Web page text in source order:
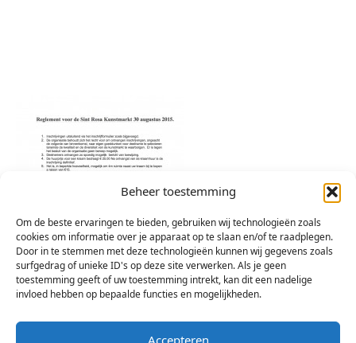
Beheer toestemming
Om de beste ervaringen te bieden, gebruiken wij technologieën zoals
cookies om informatie over je apparaat op te slaan en/of te raadplegen.
Door in te stemmen met deze technologieën kunnen wij gegevens zoals
surfgedrag of unieke ID's op deze site verwerken. Als je geen
toestemming geeft of uw toestemming intrekt, kan dit een nadelige
invloed hebben op bepaalde functies en mogelijkheden.
Accepteren